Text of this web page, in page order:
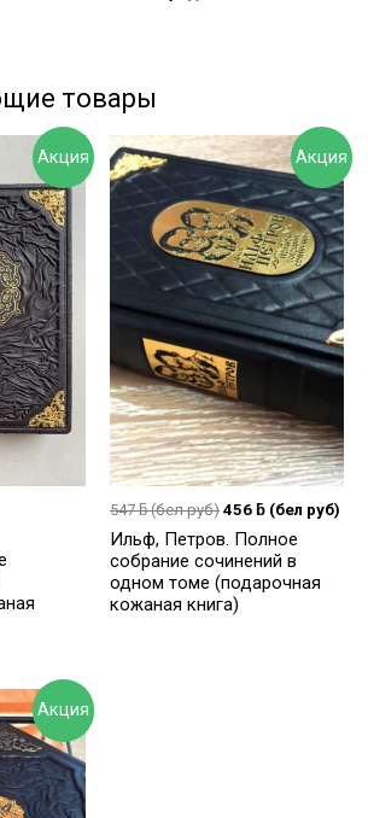
товары
Акция Акция
547ƃ(бел руб) 456 ƃ (бел руб)
Ильф, Петров. Полное
собрание сочинений в
одном томе (подарочная
кожаная книга)
Акция